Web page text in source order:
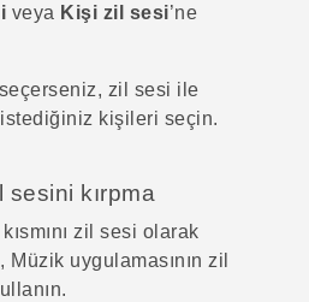
veya Kişi zil sesi’ne
zil sesi ile
kişileri seçin.
sesini kırpma
zil sesi olarak
Müzik uygulamasının zil